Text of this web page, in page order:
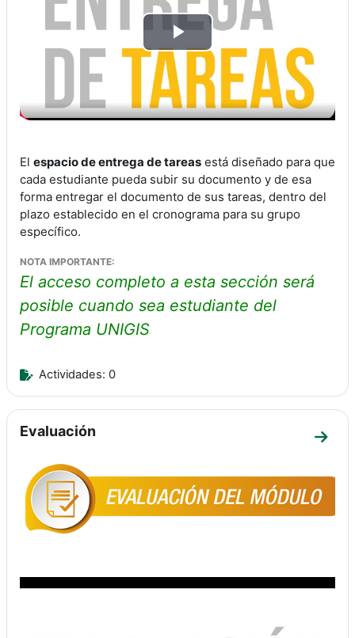
Reproducir
Vídeo
El espacio de entrega de tareas está diseñado para que
cada estudiante pueda subir su documento y de esa
forma entregar el documento de sus tareas, dentro del
plazo establecido en el cronograma para su grupo
específico.
NOTA IMPORTANTE:
El acceso completo a esta sección será
posible cuando sea estudiante del
Programa UNIGIS
Actividades: 0
Evaluación
Ir a